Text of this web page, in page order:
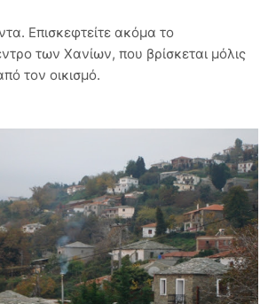
Επισκεφτείτε ακόμα το
των Χανίων, που βρίσκεται μόλις
τον οικισμό.